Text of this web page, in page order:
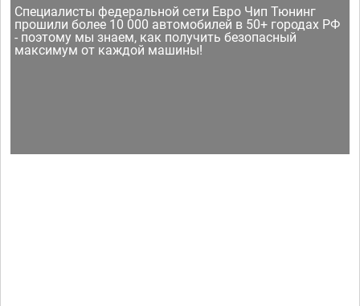
Специалисты федеральной сети Евро Чип Тюнинг
прошили более 10 000 автомобилей в 50+ городах РФ
- поэтому мы знаем, как получить безопасный
максимум от каждой машины!